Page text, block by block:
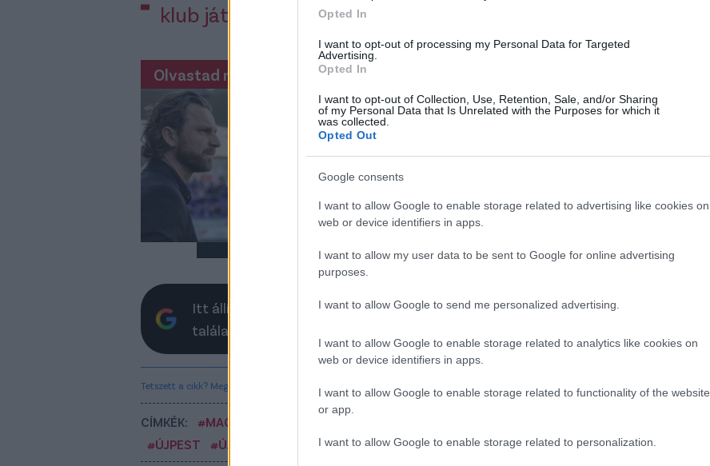
Opted In
I want to opt-out of processing my Personal Data for Targeted
Advertising.
Opted In
I want to opt-out of Collection, Use, Retention, Sale, and/or Sharing
of my Personal Data that Is Unrelated with the Purposes for which it
was collected.
Opted Out
Google consents
I want to allow Google to enable storage related to advertising like cookies on
web or device identifiers in apps.
I want to allow my user data to be sent to Google for online advertising
purposes.
I want to allow Google to send me personalized advertising.
I want to allow Google to enable storage related to analytics like cookies on
web or device identifiers in apps.
I want to allow Google to enable storage related to functionality of the website
or app.
I want to allow Google to enable storage related to personalization.
klub játékosa legyen...
Olvastad már?
elleni meccseken dől el Grzelak sorsa
- interjú a klubelnökkel
Az Újpest első embere a lila-fehér klub és a szakmai
stáb körül kialakult helyzet és a meghozott
Itt állíthatod be, hogy a Csakfoci az elsők között legyen a Google-
találatokban
Tetszett a cikk? Megosztanád?
CÍMKÉK: #MAGYAR FOCI
#ÚJPEST
#ÚJPEST FC #BARTOSZ GRZELAK #RATATICS PÉTER